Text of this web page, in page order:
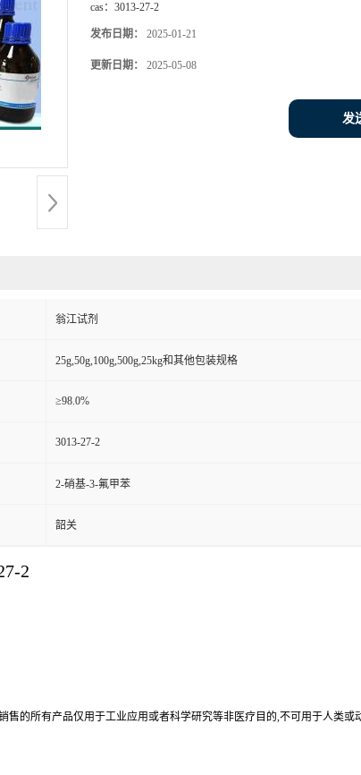
cas： 3013-27-2
发布日期： 2025-01-21
更新日期： 2025-05-08
发
翁江试剂
25g,50g,100g,500g,25kg和其他包装规格
≥98.0%
3013-27-2
2-硝基-3-氟甲苯
韶关
2
的所有产品仅用于工业应用或者科学研究等非医疗目的,不可用于人类或